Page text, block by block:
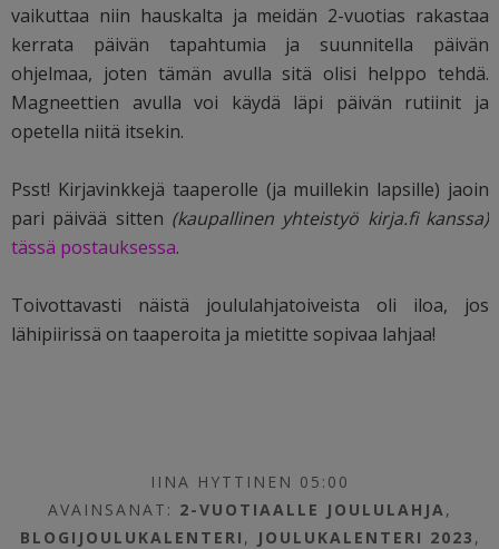
vaikuttaa niin hauskalta ja meidän 2-vuotias rakastaa
kerrata päivän tapahtumia ja suunnitella päivän
ohjelmaa, joten tämän avulla sitä olisi helppo tehdä.
Magneettien avulla voi käydä läpi päivän rutiinit ja
opetella niitä itsekin.
Psst! Kirjavinkkejä taaperolle (ja muillekin lapsille) jaoin
pari päivää sitten (kaupallinen yhteistyö kirja.fi kanssa)
tässä postauksessa.
Toivottavasti näistä joululahjatoiveista oli iloa, jos
lähipiirissä on taaperoita ja mietitte sopivaa lahjaa!
IINA HYTTINEN 05:00
AVAINSANAT: 2-VUOTIAALLE JOULULAHJA ,
BLOGIJOULUKALENTERI , JOULUKALENTERI 2023 ,